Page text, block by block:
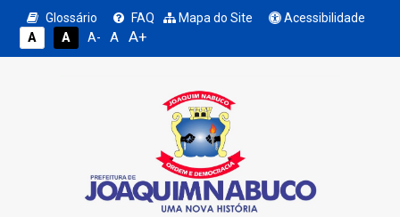
Glossário FAQ Mapa do Site
Acessibilidade
A
A A- A A+